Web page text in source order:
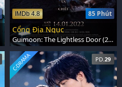
85 Phút
IMDb 4.8
Cổng Địa Ngục
Guimoon: The Lightless Door (2021)
PD. 29
C-DRAMA